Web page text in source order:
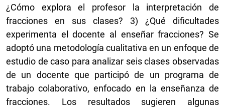
¿Cómo explora el profesor la interpretación de
fracciones en sus clases? 3) ¿Qué dificultades
experimenta el docente al enseñar fracciones? Se
adoptó una metodología cualitativa en un enfoque de
estudio de caso para analizar seis clases observadas
de un docente que participó de un programa de
trabajo colaborativo, enfocado en la enseñanza de
fracciones. Los resultados sugieren algunas